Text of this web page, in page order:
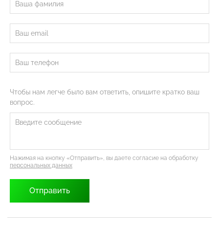
Чтобы нам легче было вам ответить, опишите кратко ваш
вопрос.
Нажимая на кнопку «Отправить», вы даете согласие на обработку
персональных данных